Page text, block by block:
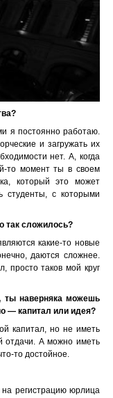
я постоянно работаю.
и загружать их
нет. А, когда
то момент ты в своем
который это может
студенты, с которыми
так сложилось?
какие-то новые
даются сложнее.
просто таков мой круг
ты наверняка можешь
— капитал или идея?
капитал, но не иметь
отдачи. А можно иметь
то достойное.
на регистрацию юрлица